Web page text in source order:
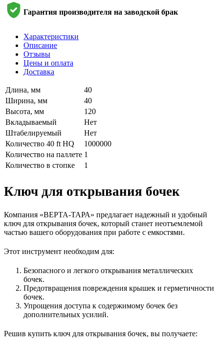
Гарантия производителя на заводской брак
Характеристики
Описание
Отзывы
Цены и оплата
Доставка
Длина, мм
40
Ширина, мм
40
Высота, мм
120
Вкладываемый
Нет
Штабелируемый
Нет
Количество 40 ft HQ
1000000
Количество на паллете 1
Количество в стопке
1
Ключ для открывания бочек
Компания «ВЕРТА-ТАРА» предлагает надежный и удобный
ключ для открывания бочек, который станет неотъемлемой
частью вашего оборудования при работе с емкостями.
Этот инструмент необходим для:
Безопасного и легкого открывания металлических
бочек.
Предотвращения повреждения крышек и герметичности
бочек.
Упрощения доступа к содержимому бочек без
дополнительных усилий.
Решив купить ключ для открывания бочек, вы получаете: